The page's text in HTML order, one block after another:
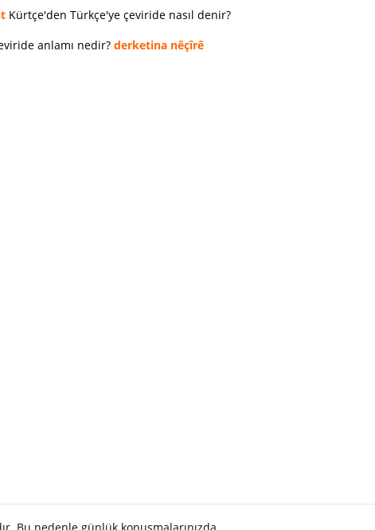
Kürtçe'den Türkçe'ye çeviride nasıl denir?
anlamı nedir? derketina nêçîrê